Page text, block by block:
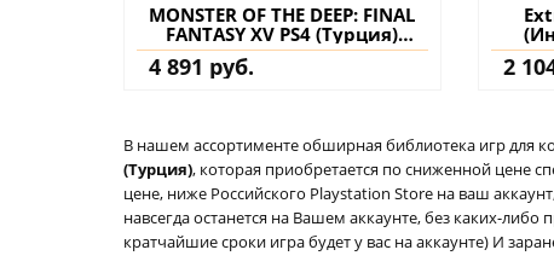
MONSTER OF THE DEEP: FINAL
FANTASY XV PS4 (Турция)
купить игру на аккаунт
4 891 руб. 2
В нашем ассортименте обширная библиотека игр для
(Турция), которая приобретается по сниженной цене
цене, ниже Российского Playstation Store на ваш
навсегда останется на Вашем аккаунте, без каких-либо
кратчайшие сроки игра будет у вас на аккаунте) И